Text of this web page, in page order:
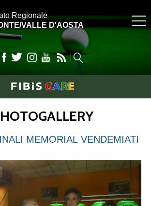
Regionale
VALLE D'AOSTA
- FINALI MEMORIAL VENDEMIATI